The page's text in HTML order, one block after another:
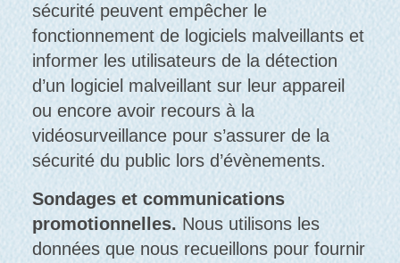
sécurité peuvent empêcher le
fonctionnement de logiciels malveillants et
informer les utilisateurs de la détection
d’un logiciel malveillant sur leur appareil
ou encore avoir recours à la
vidéosurveillance pour s’assurer de la
sécurité du public lors d’évènements.
Sondages et communications
promotionnelles. Nous utilisons les
données que nous recueillons pour fournir